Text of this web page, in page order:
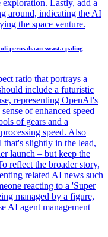
perusahaan swasta paling